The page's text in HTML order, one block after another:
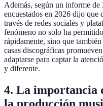
Además, según un informe de
encuestados en 2026 dijo que
través de redes sociales y
fenómeno no solo ha
rápidamente, sino que
casas discográficas
adaptarse para captar la
y diferente.
4. La importancia